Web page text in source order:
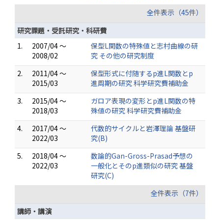
全件表示（45件）
研究課題・受託研究・科研費
1.
2007/04 ～
2008/02
保型L関数の特殊値と志村曲線の研
究 その他の研究制度
2.
2011/04 ～
2015/03
保型形式に付随するp進L関数とp
進周期の研究 科学研究費補助金
3.
2015/04 ～
2018/03
ガロア表現の変形とp進L関数の特
殊値の研究 科学研究費補助金
4.
2017/04 ～
2022/03
代数的サイクルと岩澤理論 基盤研
究(B)
5.
2018/04 ～
2022/03
数論的Gan-Gross-Prasad予想の
一般化とそのp進類似の研究 基盤
研究(C)
全件表示（7件）
講師・講演